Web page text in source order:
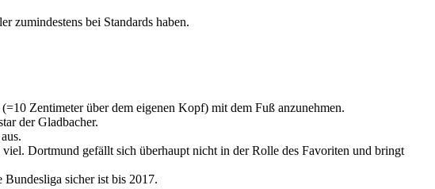
zumindestens bei Standards haben.
Zentimeter über dem eigenen Kopf) mit dem Fuß anzunehmen.
der Gladbacher.
Dortmund gefällt sich überhaupt nicht in der Rolle des Favoriten und bringt
sicher ist bis 2017.